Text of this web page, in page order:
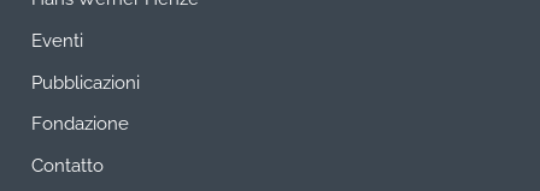
Eventi
Pubblicazioni
Fondazione
Contatto